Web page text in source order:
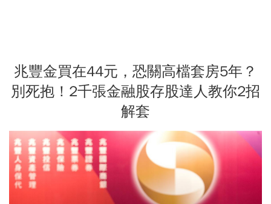
兆豐金買在44元，恐關高檔套房5年？
別死抱！2千張金融股存股達人教你2招
解套